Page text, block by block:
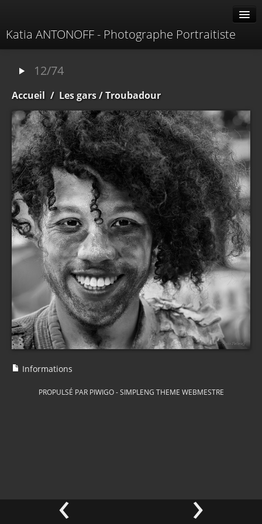
Katia ANTONOFF - Photographe Portraitiste
Contacter
12/74
Accueil / Les gars/ Troubadour
‹ ›
Informations
PROPULSÉ PAR PIWIGO-SIMPLENG THEME WEBMESTRE